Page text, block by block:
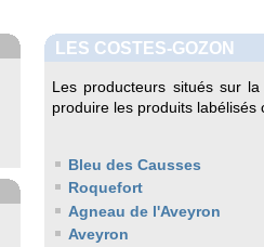
LES COSTES-GOZON
Les producteurs situés sur
produire les produits labélisés
Bleu des Causses
Roquefort
Agneau de l'Aveyron
Aveyron